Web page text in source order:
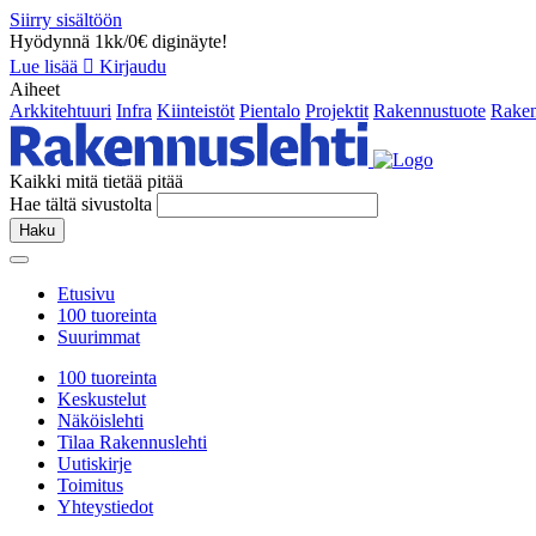
Siirry sisältöön
Hyödynnä 1kk/0€ diginäyte!
Lue lisää
Kirjaudu
Aiheet
Arkkitehtuuri Infra Kiinteistöt Pientalo Projektit Rakennustuote
Kaikki mitä tietää pitää
Hae tältä sivustolta
Haku
Etusivu
100 tuoreinta
Suurimmat
100 tuoreinta
Keskustelut
Näköislehti
Tilaa Rakennuslehti
Uutiskirje
Toimitus
Yhteystiedot